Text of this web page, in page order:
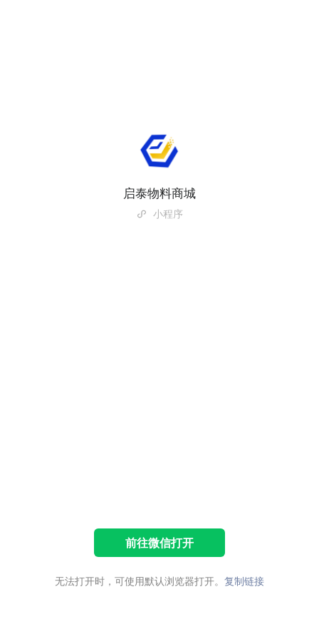
启泰物料商城
小程序
前往微信打开
无法打开时，可使用默认浏览器打开。 复制链接